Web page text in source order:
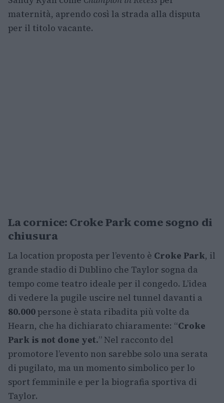
maternità, aprendo così la strada alla disputa
per il titolo vacante.
La cornice: Croke Park come sogno di
chiusura
La location proposta per l’evento è Croke Park, il
grande stadio di Dublino che Taylor sogna da
tempo come teatro ideale per il congedo. L’idea
di vedere la pugile uscire nel tunnel davanti a
80.000persone è stata ribadita più volte da
Hearn, che ha dichiarato chiaramente: “Croke
Park is not done yet.” Nel racconto del
promotore l’evento non sarebbe solo una serata
di pugilato, ma un momento simbolico per lo
sport femminile e per la biografia sportiva di
Taylor.